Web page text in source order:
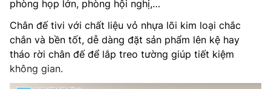
Hãng sản xuất: LG
Nơi sản xuất: Indonesia
phòng họp lớn, phòng hội nghị,…
Chân đế tivi với chất liệu vỏ nhựa lõi kim loại chắc
chắn và bền tốt, dễ dàng đặt sản phẩm lên kệ hay
tháo rời chân đế để lắp treo tường giúp tiết kiệm
không gian.